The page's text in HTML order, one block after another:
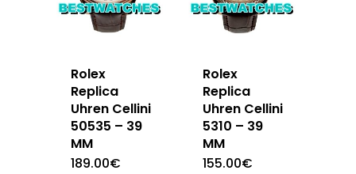
Rolex
Replica
Uhren Cellini
50535 – 39
MM
189.00€
Rolex
Replica
Uhren Cellini
5310 – 39
MM
155.00€